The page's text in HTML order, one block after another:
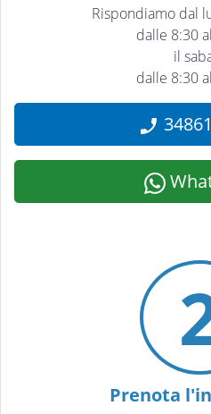
Rispondiamo dal
dalle 8:30
il
dalle 8:30
Prenota